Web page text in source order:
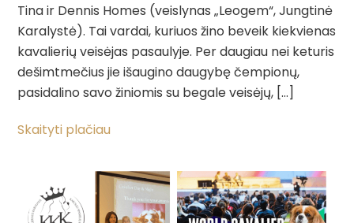
Tina ir Dennis Homes (veislynas „Leogem“, Jungtinė
Karalystė). Tai vardai, kuriuos žino beveik kiekvienas
kavalierių veisėjas pasaulyje. Per daugiau nei keturis
dešimtmečius jie išaugino daugybę čempionų,
pasidalino savo žiniomis su begale veisėjų, […]
Skaityti plačiau